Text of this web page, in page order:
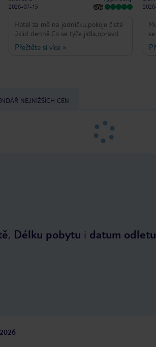
2026-07-15
Hotel za mě na jedničku,pokoje čisté
úklid denně.Co se týče jídla,opravdu
kvalitní, čerstvé, spokojenost.Obsluha
milá, usměvavá, ochotná.Co mi
více udržovat,vadila mi veřejná-
hotel.A taky by to chtělo nějaký bar u
moře, chápu sice pár metrů hotel,ale
Přečtěte si více »
NEJNIŽŠÍCH CEN
, Délku pobytu i datum odletu